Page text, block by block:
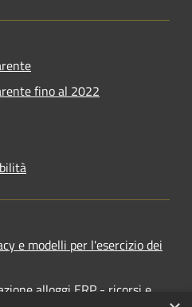
fino al 2022
e modelli per l'esercizio dei
alloggi ERP - ricorsi e